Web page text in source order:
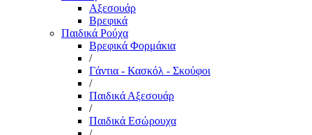
Αξεσουάρ
Βρεφικά
Παιδικά Ρούχα
Βρεφικά Φορμάκια
/
Γάντια - Κασκόλ - Σκούφοι
/
Παιδικά Αξεσουάρ
/
Παιδικά Εσώρουχα